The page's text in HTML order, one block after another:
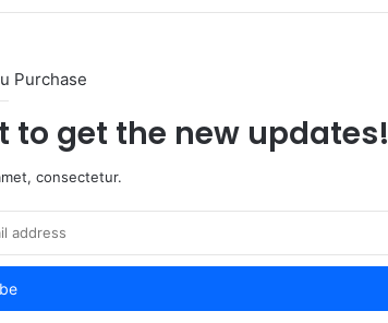
Purchase
to get the new updates!
consectetur.